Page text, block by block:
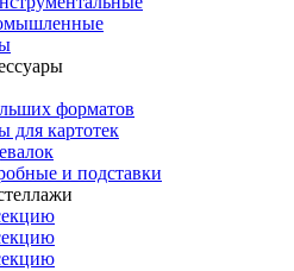
форматов
для картотек
и подставки